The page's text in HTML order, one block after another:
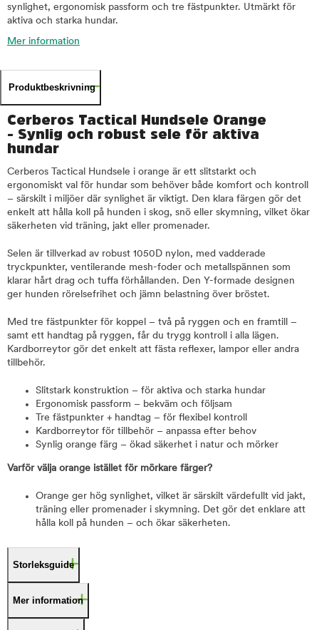
synlighet, ergonomisk passform och tre fästpunkter. Utmärkt för
aktiva och starka hundar.
Mer information
Produktbeskrivning
Cerberos Tactical Hundsele Orange
- Synlig och robust sele för aktiva
hundar
Cerberos Tactical Hundsele i orange är ett slitstarkt och
ergonomiskt val för hundar som behöver både komfort och kontroll
– särskilt i miljöer där synlighet är viktigt. Den klara färgen gör det
enkelt att hålla koll på hunden i skog, snö eller skymning, vilket ökar
säkerheten vid träning, jakt eller promenader.
Selen är tillverkad av robust 1050D nylon, med vadderade
tryckpunkter, ventilerande mesh-foder och metallspännen som
klarar hårt drag och tuffa förhållanden. Den Y-formade designen
ger hunden rörelsefrihet och jämn belastning över bröstet.
Med tre fästpunkter för koppel – två på ryggen och en framtill –
samt ett handtag på ryggen, får du trygg kontroll i alla lägen.
Kardborreytor gör det enkelt att fästa reflexer, lampor eller andra
tillbehör.
Slitstark konstruktion – för aktiva och starka hundar
Ergonomisk passform – bekväm och följsam
Tre fästpunkter + handtag – för flexibel kontroll
Kardborreytor för tillbehör – anpassa efter behov
Synlig orange färg – ökad säkerhet i natur och mörker
Varför välja orange istället för mörkare färger?
Orange ger hög synlighet, vilket är särskilt värdefullt vid jakt,
träning eller promenader i skymning. Det gör det enklare att
hålla koll på hunden – och ökar säkerheten.
Storleksguide
Mer information